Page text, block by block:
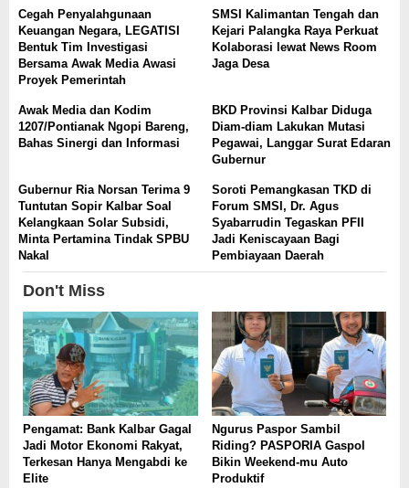
Cegah Penyalahgunaan
Keuangan Negara, LEGATISI
Bentuk Tim Investigasi
Bersama Awak Media Awasi
Proyek Pemerintah
SMSI Kalimantan Tengah dan
Kejari Palangka Raya Perkuat
Kolaborasi lewat News Room
Jaga Desa
Awak Media dan Kodim
1207/Pontianak Ngopi Bareng,
Bahas Sinergi dan Informasi
BKD Provinsi Kalbar Diduga
Diam-diam Lakukan Mutasi
Pegawai, Langgar Surat Edaran
Gubernur
Gubernur Ria Norsan Terima 9
Tuntutan Sopir Kalbar Soal
Kelangkaan Solar Subsidi,
Minta Pertamina Tindak SPBU
Nakal
Soroti Pemangkasan TKD di
Forum SMSI, Dr. Agus
Syabarrudin Tegaskan PFII
Jadi Keniscayaan Bagi
Pembiayaan Daerah
Don't Miss
Pengamat: Bank Kalbar Gagal
Jadi Motor Ekonomi Rakyat,
Terkesan Hanya Mengabdi ke
Elite
Ngurus Paspor Sambil
Riding? PASPORIA Gaspol
Bikin Weekend-mu Auto
Produktif